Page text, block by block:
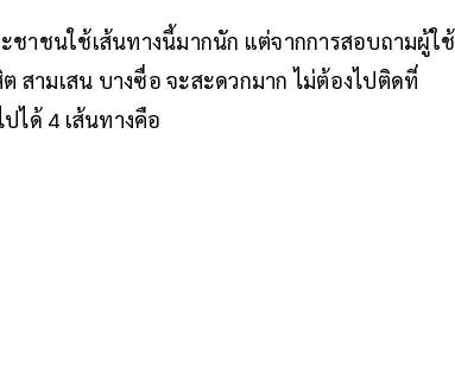
ชาชนใช้เส้นทางนี้มากนัก แต่จากการสอบถามผู้ใช้
สามเสน บางซื่อ จะสะดวกมาก ไม่ต้องไปติดที่
ได้ 4 เส้นทางคือ